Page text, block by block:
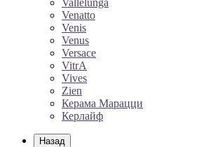
Vallelunga
Venatto
Venis
Venus
Versace
VitrA
Vives
Zien
Керама Марацци
Керлайф
Назад